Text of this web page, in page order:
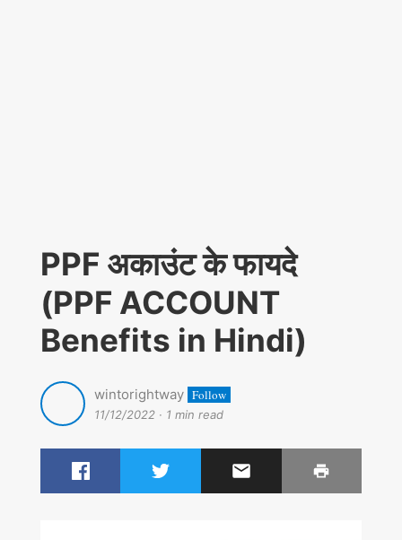
PPF अकाउंट के फायदे
(PPF ACCOUNT
Benefits in Hindi)
wintorightway Follow
11/12/2022· 1 min read